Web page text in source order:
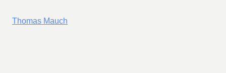
Thomas Mauch